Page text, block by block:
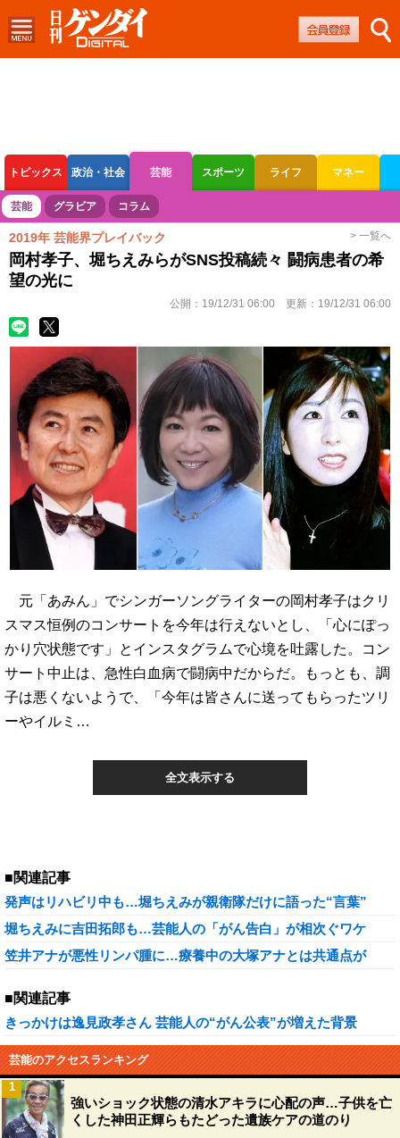
トピックス 政治・社会 芸能 スポーツ ライフ マネー
ボートレース 競輪 オートレース
芸能 グラビア コラム
2019年 芸能界プレイバック > 一覧へ
岡村孝子、堀ちえみらがSNS投稿続々 闘病患者の希
望の光に
公開： 19/12/31 06:00 更新： 19/12/31 06:00
元「あみん」でシンガーソングライターの岡村孝子はクリ
スマス恒例のコンサートを今年は行えないとし、「心にぽっ
かり穴状態です」とインスタグラムで心境を吐露した。コン
サート中止は、急性白血病で闘病中だからだ。もっとも、調
子は悪くないようで、「今年は皆さんに送ってもらったツリ
ーやイルミ…
全文表示する
■関連記事
発声はリハビリ中も…堀ちえみが親衛隊だけに語った“言葉”
堀ちえみに吉田拓郎も…芸能人の「がん告白」が相次ぐワケ
笠井アナが悪性リンパ腫に…療養中の大塚アナとは共通点が
■関連記事
きっかけは逸見政孝さん 芸能人の“がん公表”が増えた背景
芸能のアクセスランキング
強いショック状態の清水アキラに心配の声…子供を亡
くした神田正輝らもたどった遺族ケアの道のり
1